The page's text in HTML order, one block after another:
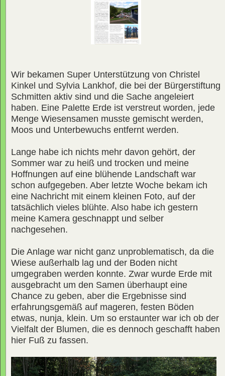
Wir bekamen Super Unterstützung von Christel
Kinkel und Sylvia Lankhof, die bei der Bürgerstiftung
Schmitten aktiv sind und die Sache angeleiert
haben. Eine Palette Erde ist verstreut worden, jede
Menge Wiesensamen musste gemischt werden,
Moos und Unterbewuchs entfernt werden.
Lange habe ich nichts mehr davon gehört, der
Sommer war zu heiß und trocken und meine
Hoffnungen auf eine blühende Landschaft war
schon aufgegeben. Aber letzte Woche bekam ich
eine Nachricht mit einem kleinen Foto, auf der
tatsächlich vieles blühte. Also habe ich gestern
meine Kamera geschnappt und selber
nachgesehen.
Die Anlage war nicht ganz unproblematisch, da die
Wiese außerhalb lag und der Boden nicht
umgegraben werden konnte. Zwar wurde Erde mit
ausgebracht um den Samen überhaupt eine
Chance zu geben, aber die Ergebnisse sind
erfahrungsgemäß auf mageren, festen Böden
etwas, nunja, klein. Um so erstaunter war ich ob der
Vielfalt der Blumen, die es dennoch geschafft haben
hier Fuß zu fassen.